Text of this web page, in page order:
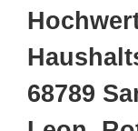
68789